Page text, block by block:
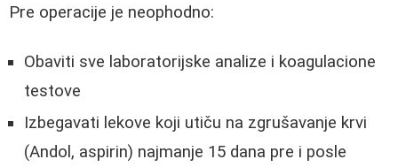
Pre operacije je neophodno:
Obaviti sve laboratorijske analize i koagulacione
testove
Izbegavati lekove koji utiču na zgrušavanje krvi
(Andol, aspirin) najmanje 15 dana pre i posle